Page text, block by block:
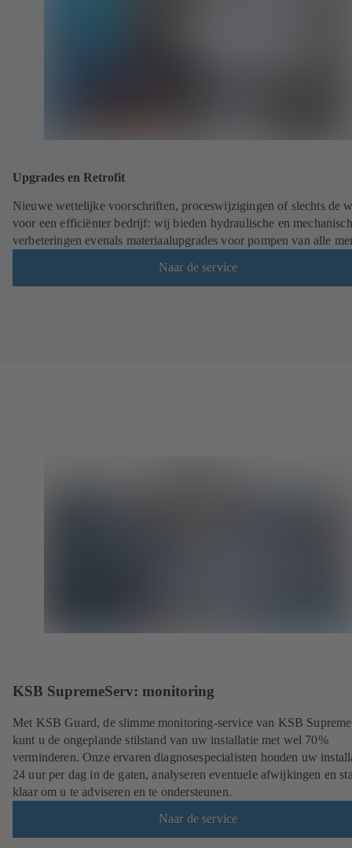
Upgrades en Retrofit
Nieuwe wettelijke voorschriften, proceswijzigingen of slechts de
voor een efficiënter bedrijf: wij bieden hydraulische en
verbeteringen evenals materiaalupgrades voor pompen van alle
Naar de service
KSB SupremeServ: monitoring
Met KSB Guard, de slimme monitoring-service van KSB
kunt u de ongeplande stilstand van uw installatie met wel 70%
verminderen. Onze ervaren diagnosespecialisten houden uw
24 uur per dag in de gaten, analyseren eventuele afwijkingen en
klaar om u te adviseren en te ondersteunen.
Naar de service